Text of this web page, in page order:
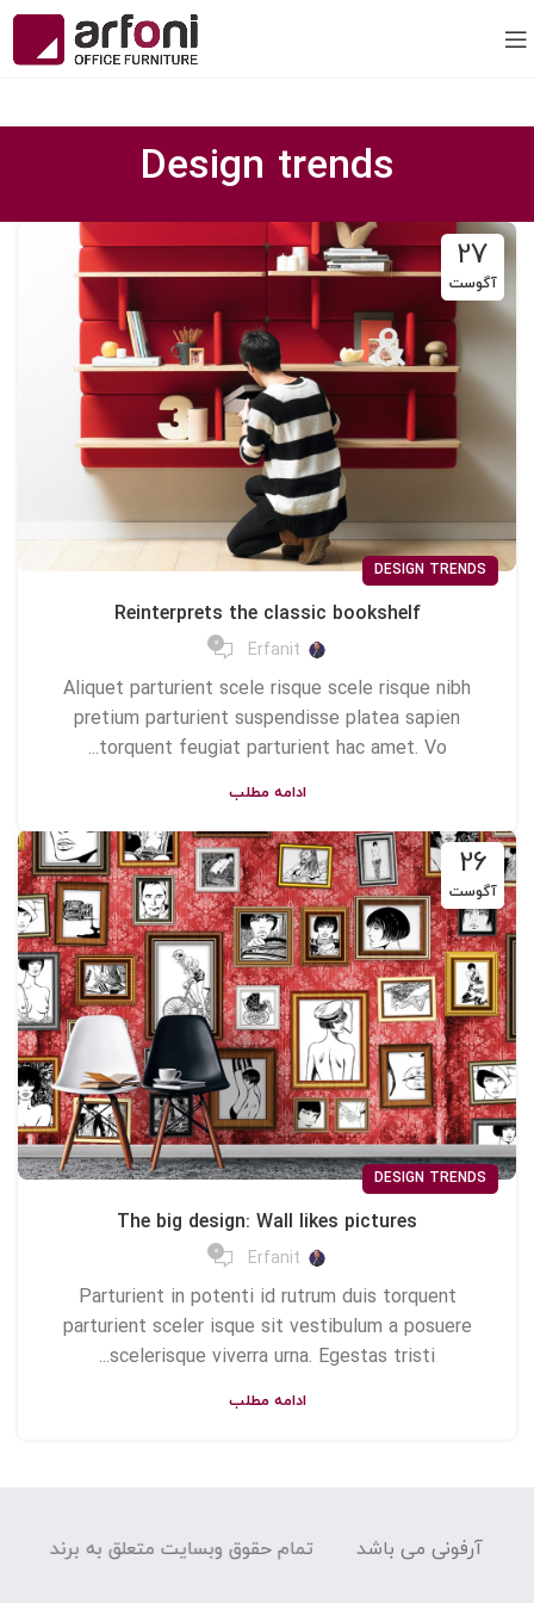
Design trends
27
آگوست
DESIGN TRENDS
Reinterprets the classic bookshelf
Erfanit
0
Aliquet parturient scele risque scele risque nibh
pretium parturient suspendisse platea sapien
torquent feugiat parturient hac amet. Vo...
ادامه مطلب
26
آگوست
DESIGN TRENDS
The big design: Wall likes pictures
Erfanit
0
Parturient in potenti id rutrum duis torquent
parturient sceler isque sit vestibulum a posuere
scelerisque viverra urna. Egestas tristi...
ادامه مطلب
تمام حقوق وبسایت متعلق به برند برند آرفونی می باشد